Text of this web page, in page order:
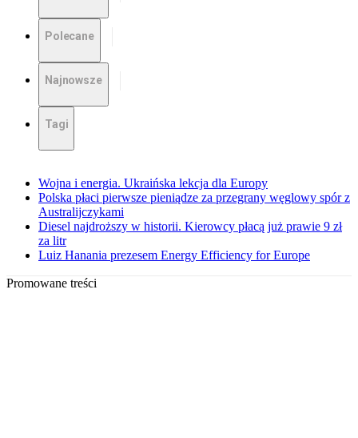
Polecane
Najnowsze
Tagi
Wojna i energia. Ukraińska lekcja dla Europy
Polska płaci pierwsze pieniądze za przegrany węglowy spór z
Australijczykami
Diesel najdroższy w historii. Kierowcy płacą już prawie 9 zł
za litr
Luiz Hanania prezesem Energy Efficiency for Europe
Promowane treści